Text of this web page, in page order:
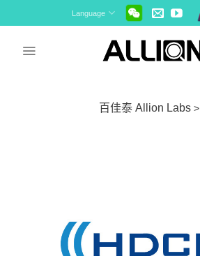
to
Language
百佳泰 Allion Labs>